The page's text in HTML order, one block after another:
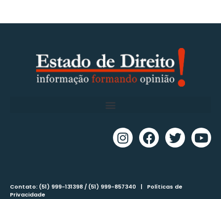
Contato: (51) 999-131398 / (51) 999-857340 | Políticas de
Privacidade